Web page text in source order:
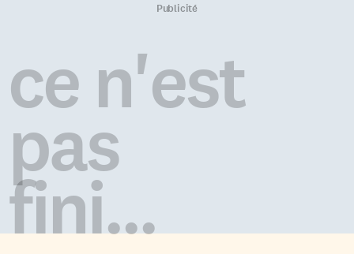
Publicité
ce n'est
pas
fini...